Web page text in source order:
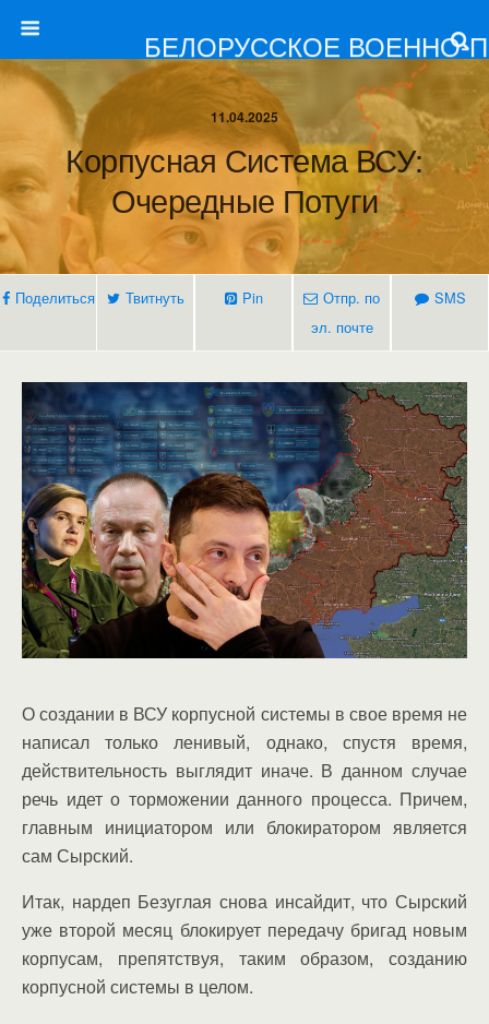
БЕЛОРУССКОЕ ВОЕННО-
11.04.2025
Корпусная Система ВСУ:
Очередные Потуги
Поделиться Твитнуть Pin
Отпр. по
эл. почте
SMS
О создании в ВСУ корпусной системы в свое время не
написал только ленивый, однако, спустя время,
действительность выглядит иначе. В данном случае
речь идет о торможении данного процесса. Причем,
главным инициатором или блокиратором является
сам Сырский.
Итак, нардеп Безуглая снова инсайдит, что Сырский
уже второй месяц блокирует передачу бригад новым
корпусам, препятствуя, таким образом, созданию
корпусной системы в целом.